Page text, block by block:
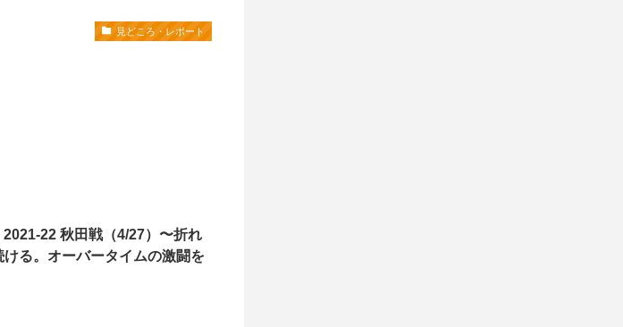
見どころ・レポート
2021-22 秋田戦（4/27）〜折れ
る。オーバータイムの激闘を